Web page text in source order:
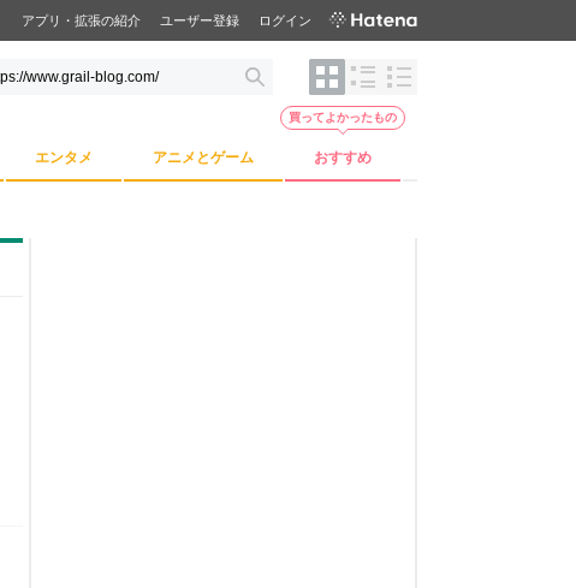
アプリ・拡張の紹介 ユーザー登録 ログイン
エンタメ アニメとゲーム おすすめ
買ってよかったもの